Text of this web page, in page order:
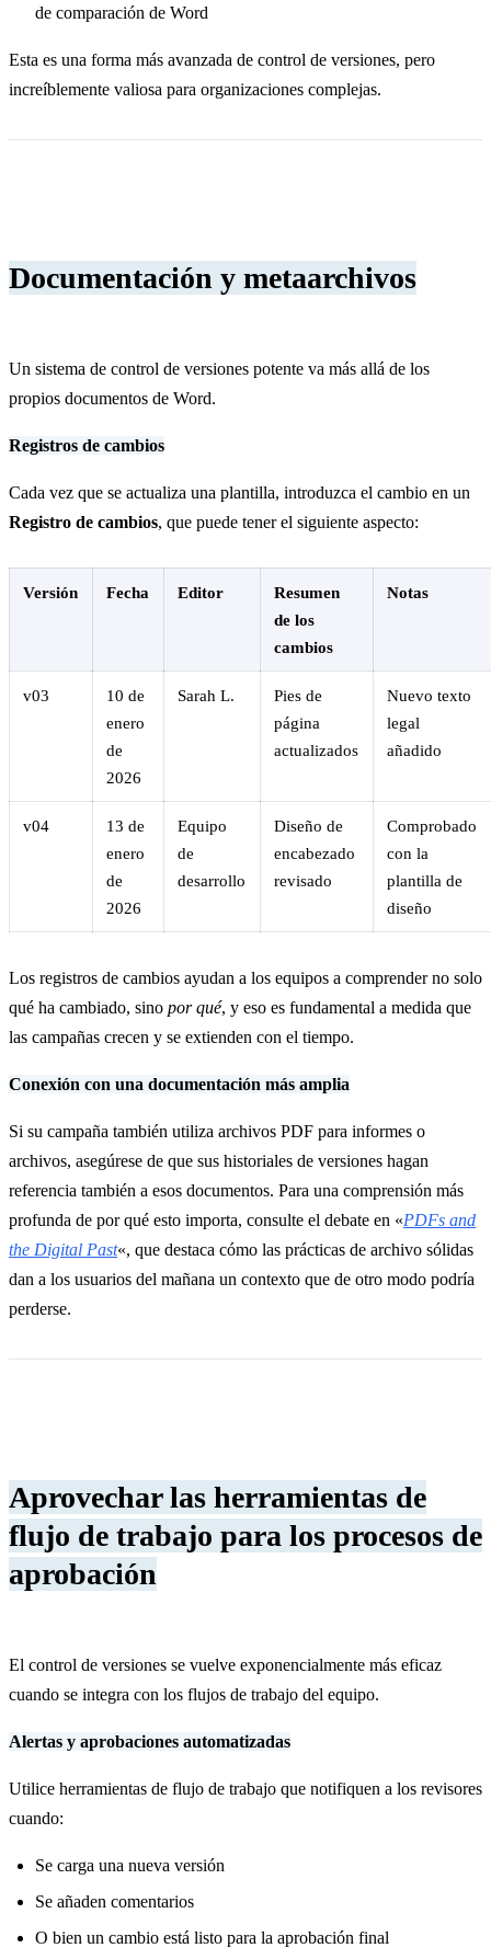
de comparación de Word
Esta es una forma más avanzada de control de versiones, pero
increíblemente valiosa para organizaciones complejas.
Documentación y metaarchivos
Un sistema de control de versiones potente va más allá de los
propios documentos de Word.
Registros de cambios
Cada vez que se actualiza una plantilla, introduzca el cambio en un
Registro de cambios, que puede tener el siguiente aspecto:
Versión Fecha Editor
Resumen
de los
cambios
Notas
v03
10 de
enero
de
2026
Sarah L.
Pies de
página
actualizados
Nuevo texto
legal
añadido
v04
13 de
enero
de
2026
Equipo
de
desarrollo
Diseño de
encabezado
revisado
Comprobado
con la
plantilla de
diseño
Los registros de cambios ayudan a los equipos a comprender no solo
qué ha cambiado, sino por qué, y eso es fundamental a medida que
las campañas crecen y se extienden con el tiempo.
Conexión con una documentación más amplia
Si su campaña también utiliza archivos PDF para informes o
archivos, asegúrese de que sus historiales de versiones hagan
referencia también a esos documentos. Para una comprensión más
profunda de por qué esto importa, consulte el debate en «PDFs and
the Digital Past«, que destaca cómo las prácticas de archivo sólidas
dan a los usuarios del mañana un contexto que de otro modo podría
perderse.
Aprovechar las herramientas de
flujo de trabajo para los procesos de
aprobación
El control de versiones se vuelve exponencialmente más eficaz
cuando se integra con los flujos de trabajo del equipo.
Alertas y aprobaciones automatizadas
Utilice herramientas de flujo de trabajo que notifiquen a los revisores
cuando:
Se carga una nueva versión
Se añaden comentarios
O bien un cambio está listo para la aprobación final